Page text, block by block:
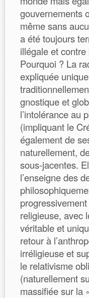
gouvernements
même sans
a été toujours
illégale et contre
Pourquoi ? La
expliquée
gnostique et
l’intolérance au
(impliquant le
également de
naturellement,
sous-jacentes.
l’enseigne des
religieuse, avec
véritable et
retour à
irréligieuse et
le relativisme
(naturellement
massifiée sur la